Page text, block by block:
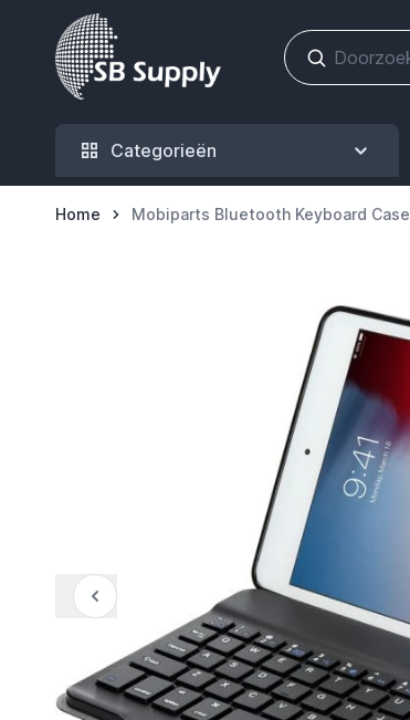
Ga naar de inhoud
Categorieën
Home Mobiparts Bluetooth Keyboard